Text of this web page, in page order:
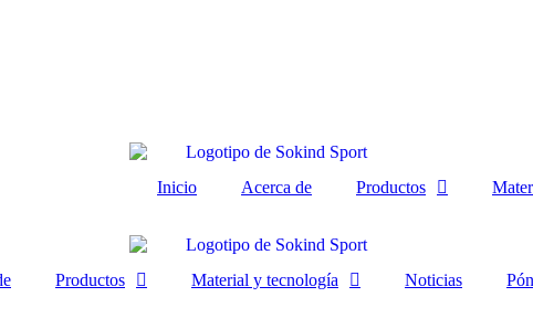
Inicio Acerca de Productos
Productos Material y tecnología Noticias